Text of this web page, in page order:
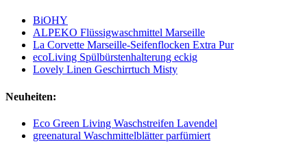
BiOHY
ALPEKO Flüssigwaschmittel Marseille
La Corvette Marseille-Seifenflocken Extra Pur
ecoLiving Spülbürstenhalterung eckig
Lovely Linen Geschirrtuch Misty
Neuheiten:
Eco Green Living Waschstreifen Lavendel
greenatural Waschmittelblätter parfümiert